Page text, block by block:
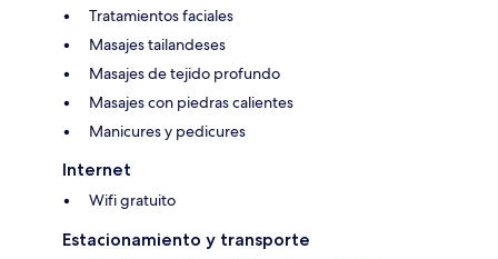
Tratamientos faciales
Masajes tailandeses
Masajes de tejido profundo
Masajes con piedras calientes
Manicures y pedicures
Internet
Wifi gratuito
Estacionamiento y transporte